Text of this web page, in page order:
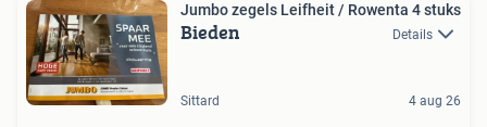
Jumbo zegels Leifheit / Rowenta 4 stuks
Bieden Details
Sittard 4 aug 26